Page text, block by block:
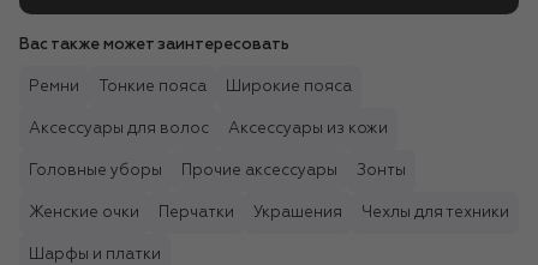
Вас также может заинтересовать
Ремни Тонкие пояса Широкие пояса
Аксессуары для волос Аксессуары из кожи
Головные уборы Прочие аксессуары Зонты
Женские очки Перчатки Украшения Чехлы для техники
Шарфы и платки